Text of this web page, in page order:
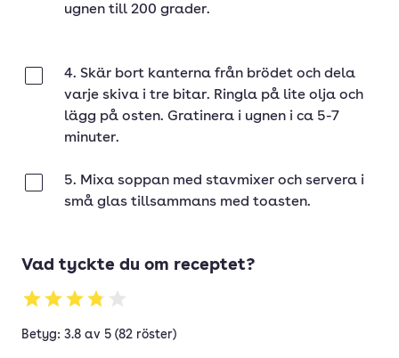
ugnen till 200 grader.
4. Skär bort kanterna från brödet och dela
varje skiva i tre bitar. Ringla på lite olja och
lägg på osten. Gratinera i ugnen i ca 5-7
minuter.
5. Mixa soppan med stavmixer och servera i
små glas tillsammans med toasten.
Vad tyckte du om receptet?
Betyg: 3.8 av 5 (82 röster)